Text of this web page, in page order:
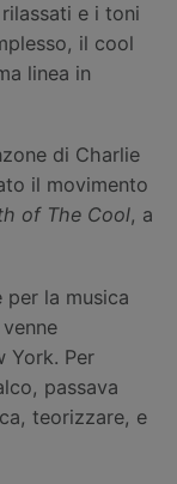
e i toni
il cool
linea in
di Charlie
il movimento
of The Cool, a
per la musica
York. Per
passava
teorizzare, e